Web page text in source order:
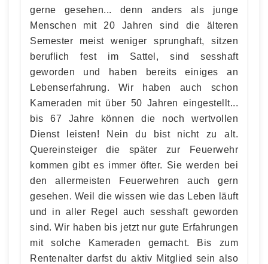
gerne gesehen... denn anders als junge
Menschen mit 20 Jahren sind die älteren
Semester meist weniger sprunghaft, sitzen
beruflich fest im Sattel, sind sesshaft
geworden und haben bereits einiges an
Lebenserfahrung. Wir haben auch schon
Kameraden mit über 50 Jahren eingestellt...
bis 67 Jahre können die noch wertvollen
Dienst leisten! Nein du bist nicht zu alt.
Quereinsteiger die später zur Feuerwehr
kommen gibt es immer öfter. Sie werden bei
den allermeisten Feuerwehren auch gern
gesehen. Weil die wissen wie das Leben läuft
und in aller Regel auch sesshaft geworden
sind. Wir haben bis jetzt nur gute Erfahrungen
mit solche Kameraden gemacht. Bis zum
Rentenalter darfst du aktiv Mitglied sein also